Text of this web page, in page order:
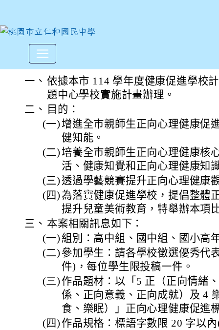
本市成功國小辦理「114學年
一、 依據本市 114 學年度健康促進學校
題中心學校實施計畫辦理。
二、
目的：
(一) 增進全市親師生正向心理健康促
健知能。
(二) 培養全市親師生正向心理健康核
活、健康知覺和正向心理健康知
(三) 透過學藝競賽提升正向心理健康
(四)為落實健康促進學校，提倡整體
提升兒童美術教育，特舉辦本項
三、 本案相關訊息如下：
(一) 組別：高中組、國中組、國小高
(二) 參加學生：請各學校徵選優秀代
件)，每位學生限投稿一件。
(三) 作品題材：以「5 正（正向情緒
係、正向意義、正向成就）及 4
食、樂眠）」正向心理健康促進
(四) 作品規格：標語字數限 20 字以